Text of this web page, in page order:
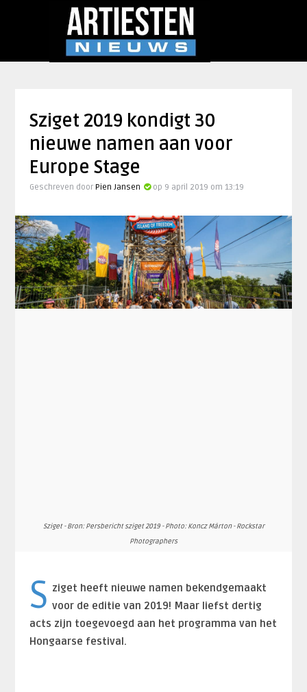
Sziget 2019 kondigt 30
nieuwe namen aan voor
Europe Stage
Geschreven door Pien Jansen op 9 april 2019 om 13:19
Sziget - Bron: Persbericht sziget 2019 - Photo: Koncz Márton - Rockstar
Photographers
S ziget heeft nieuwe namen bekendgemaakt
voor de editie van 2019! Maar liefst dertig
acts zijn toegevoegd aan het programma van het
Hongaarse festival.